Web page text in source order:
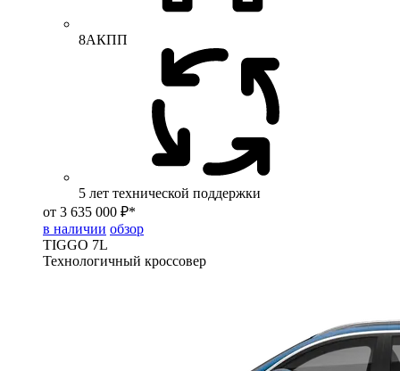
8АКПП
5 лет технической поддержки
от 3 635 000 ₽*
в наличии обзор
TIGGO 7L
Технологичный кроссовер